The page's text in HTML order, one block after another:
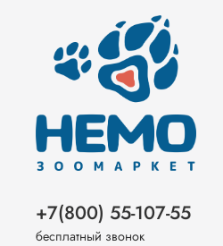
+7(800) 55-107-55
бесплатный звонок